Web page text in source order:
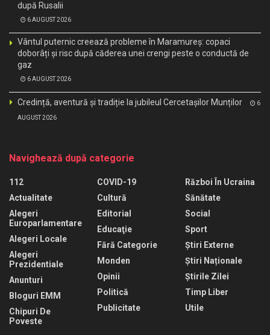
după Rusalii
6 AUGUST 2026
Vântul puternic creează probleme în Maramureș: copaci
doborâți și risc după căderea unei crengi peste o conductă de
gaz
6 AUGUST 2026
Credință, aventură și tradiție la jubileul Cercetașilor Munților 6
AUGUST 2026
Navighează după categorie
112
Actualitate
Alegeri
Europarlamentare
Alegeri Locale
Alegeri
Prezidentiale
Anunturi
Bloguri EMM
Chipuri De
Poveste
COVID-19
Cultură
Editorial
Educaţie
Fără Categorie
Monden
Opinii
Politică
Publicitate
Război În Ucraina
Sănătate
Social
Sport
Știri Externe
Știri Naționale
Știrile Zilei
Timp Liber
Utile